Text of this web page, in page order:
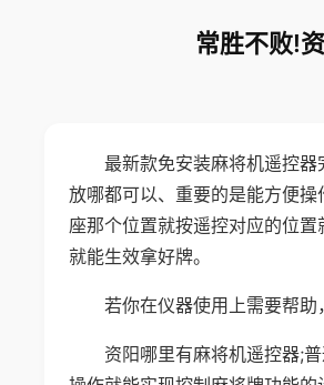
常胜不败!
最新款免安装麻将机遥控
放哪都可以、重要的是能方便操
座那个位置就按遥控对应的位
就能生效拿好牌。
若你在仪器使用上需要帮
资阳哪里有麻将机遥控器;